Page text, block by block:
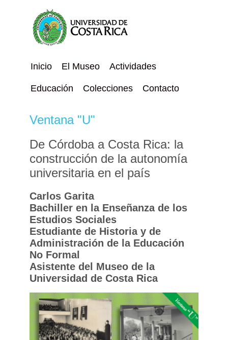
Inicio El Museo Actividades
Educación Colecciones Contacto
Ventana "U"
De Córdoba a Costa Rica: la
construcción de la autonomía
universitaria en el país
Carlos Garita
Bachiller en la Enseñanza de los
Estudios Sociales
Estudiante de Historia y de
Administración de la Educación
No Formal
Asistente del Museo de la
Universidad de Costa Rica